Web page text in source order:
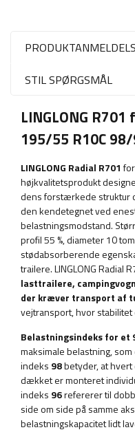
STIL SPØRGSMÅL
LINGLONG
195/55 R10C
LINGLONG Radial R701
højkvalitetsprodukt
dens forstærkede struktur
den kendetegnet ved
belastningsmodstand.
profil 55 %, diameter 10
stødabsorberende
trailere. LINGLONG
lasttrailere,
der kræver transport af
vejtransport, hvor
Belastningsindeks for et
maksimale belastning,
indeks 98betyder, at
dækket er monteret
indeks 96refererer til
side om side på samme
belastningskapacitet lidt